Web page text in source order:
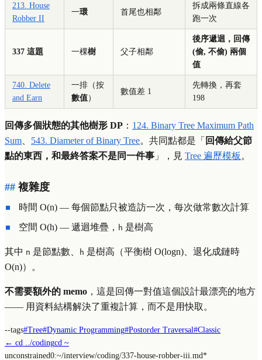
213. House
Robber II
一環 首尾也相鄰
拆成兩條直線各
跑一次
337 這題 一棵樹 父子相鄰
後序遞迴，回傳
(偷, 不偷) 兩個
值
740. Delete
and Earn
一排（按
數值）
數值差 1
先轉換，再套
198
回傳多個狀態的其他樹形 DP ： 124. Binary Tree Maximum Path
Sum
543. Diameter of Binary Tree。共同點都是「 回傳給父節
點的東西，和最終答案不是同一件事 」，見 Tree 遍歷模板 。
複雜度
時間 O(n) — 每個節點只被造訪一次，每次做常數次計算
空間 O(h) — 遞迴堆疊， h 是樹高
其中 n 是節點數、 h 是樹高（平衡樹 O(logn) 、退化成鏈時
O(n)）。
不需要額外的 memo ，這是回傳一對值這個設計最漂亮的地方
—— 用資料結構解決了重複計算，而不是用快取。
--tags#Tree#Dynamic Programming#Postorder Traversal#Classic
← cd ../codingcd ~
unconstrained0:~/interview/coding/337-house-robber-iii.md*